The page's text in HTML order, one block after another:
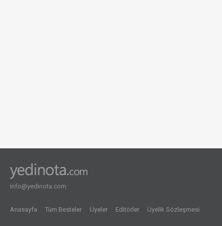
info@yedinota.com
Anasayfa Tüm Besteler Üyeler Editörler Üyelik Sözleşmesi